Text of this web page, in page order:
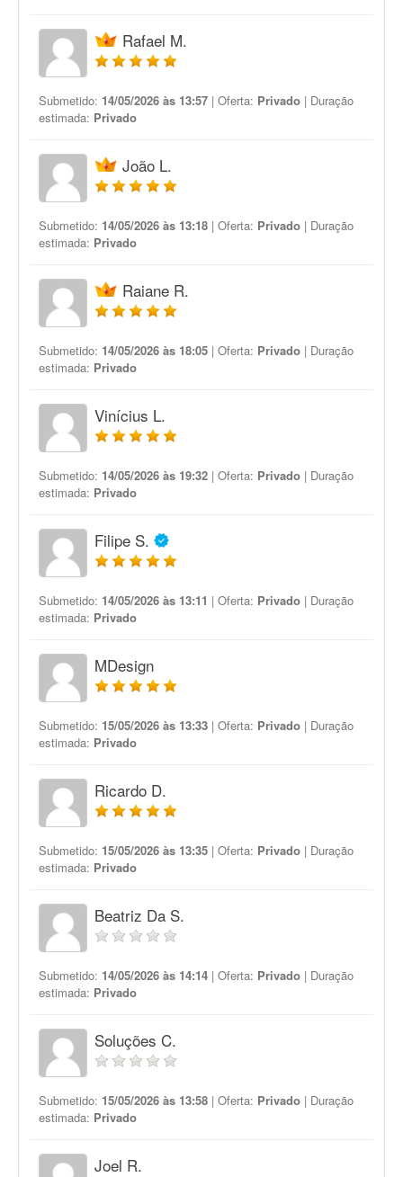
Rafael M.
Submetido: 14/05/2026 às 13:57 | Oferta: Privado | Duração
estimada: Privado
João L.
Submetido: 14/05/2026 às 13:18 | Oferta: Privado | Duração
estimada: Privado
Raiane R.
Submetido: 14/05/2026 às 18:05 | Oferta: Privado | Duração
estimada: Privado
Vinícius L.
Submetido: 14/05/2026 às 19:32 | Oferta: Privado | Duração
estimada: Privado
Filipe S.
Submetido: 14/05/2026 às 13:11 | Oferta: Privado | Duração
estimada: Privado
MDesign
Submetido: 15/05/2026 às 13:33 | Oferta: Privado | Duração
estimada: Privado
Ricardo D.
Submetido: 15/05/2026 às 13:35 | Oferta: Privado | Duração
estimada: Privado
Beatriz Da S.
Submetido: 14/05/2026 às 14:14 | Oferta: Privado | Duração
estimada: Privado
Soluções C.
Submetido: 15/05/2026 às 13:58 | Oferta: Privado | Duração
estimada: Privado
Joel R.